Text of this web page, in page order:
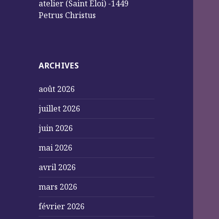
atelier (Saint Éloi) -1449
Petrus Christus
ARCHIVES
août 2026
juillet 2026
juin 2026
mai 2026
avril 2026
mars 2026
février 2026